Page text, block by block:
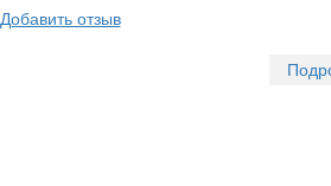
Добавить отзыв